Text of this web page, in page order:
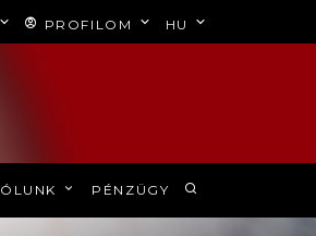
PROFILOM HU
PÉNZÜGY